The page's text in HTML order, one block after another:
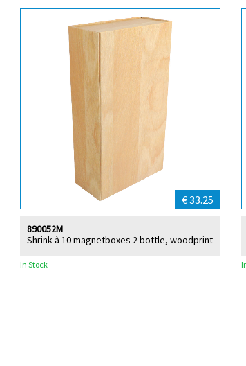
€ 33.25
Shrink à 10 magnetboxes 2 bottle, woodprint
890052M
In Stock